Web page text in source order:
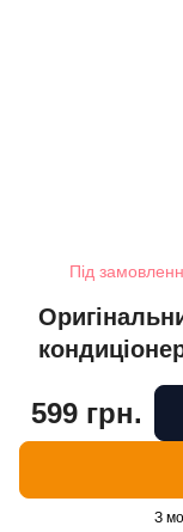
Під
599 грн.
З